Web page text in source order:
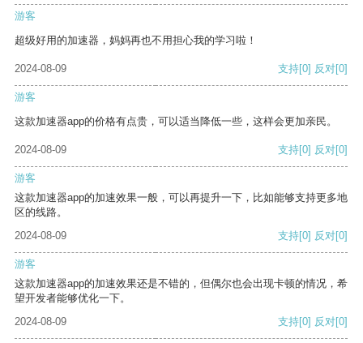
游客
超级好用的加速器，妈妈再也不用担心我的学习啦！
2024-08-09 支持[0] 反对[0]
游客
这款加速器app的价格有点贵，可以适当降低一些，这样会更加亲民。
2024-08-09 支持[0] 反对[0]
游客
这款加速器app的加速效果一般，可以再提升一下，比如能够支持更多地
区的线路。
2024-08-09
支持[0] 反对[0]
游客
这款加速器app的加速效果还是不错的，但偶尔也会出现卡顿的情况，希
望开发者能够优化一下。
2024-08-09
支持[0] 反对[0]